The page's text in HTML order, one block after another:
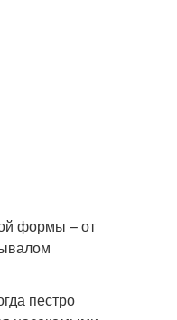
формы – от
пестро